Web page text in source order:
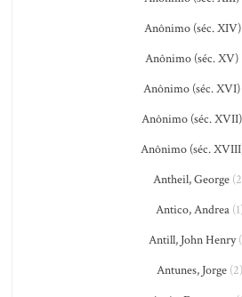
Anônimo (séc. XIV)
Anônimo (séc. XV)
Anônimo (séc. XVI)
Anônimo (séc. XVII)
Anônimo (séc.
Antheil, George
Antico, Andrea
Antill, John Henry
Antunes, Jorge(2)